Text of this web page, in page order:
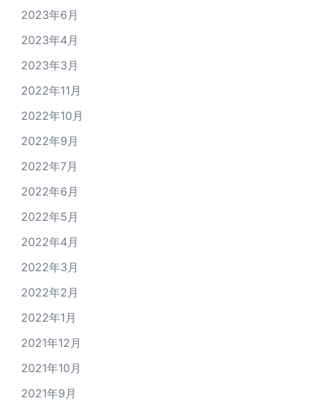
2023年6月
2023年4月
2023年3月
2022年11月
2022年10月
2022年9月
2022年7月
2022年6月
2022年5月
2022年4月
2022年3月
2022年2月
2022年1月
2021年12月
2021年10月
2021年9月